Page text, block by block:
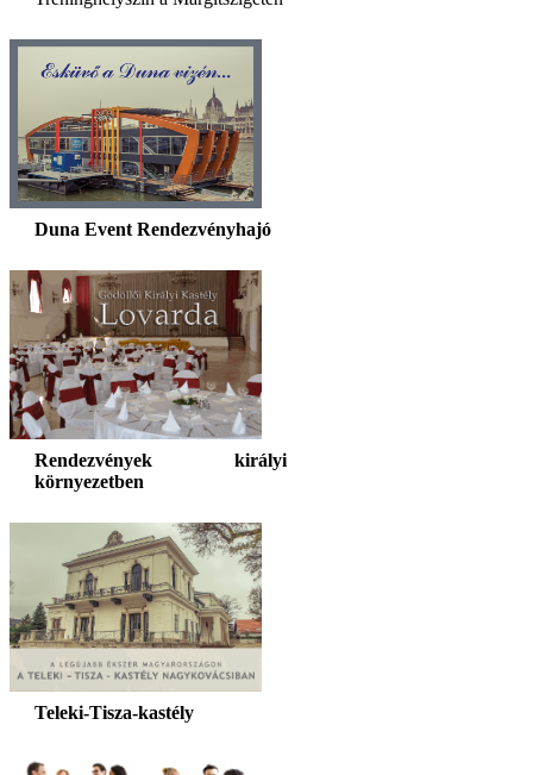
Duna Event Rendezvényhajó
Rendezvények királyi
környezetben
Teleki-Tisza-kastély